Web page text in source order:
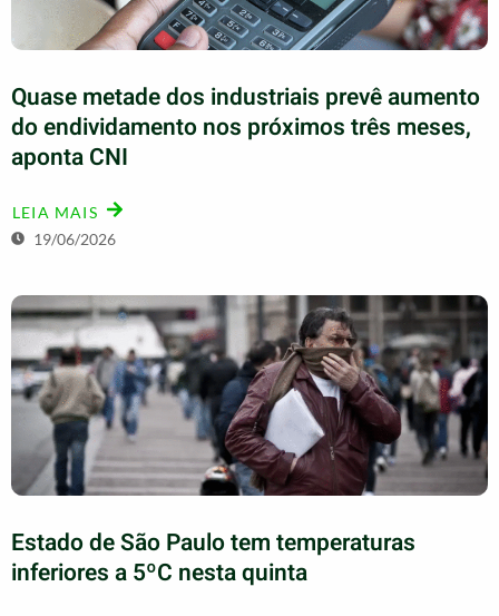
Quase metade dos industriais prevê aumento
do endividamento nos próximos três meses,
aponta CNI
LEIA MAIS
19/06/2026
Estado de São Paulo tem temperaturas
inferiores a 5ºC nesta quinta